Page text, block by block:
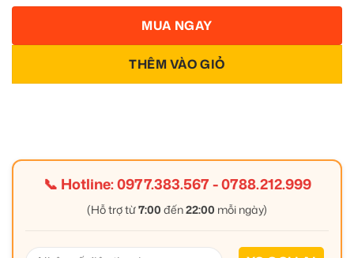
THÊM VÀO GIỎ
MUA NGAY
📞 Hotline:0977.383.567-0788.212.999
(Hỗ trợ từ7:00 đến22:00 mỗi ngày)